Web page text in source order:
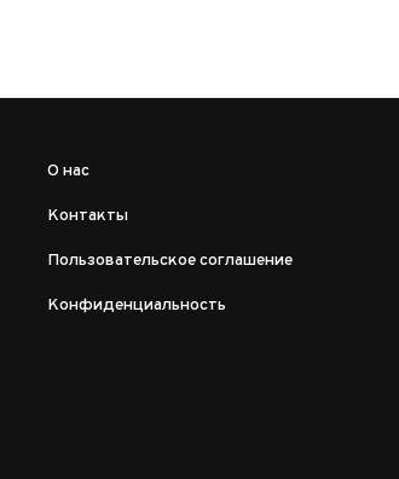
О нас
Контакты
Пользовательское соглашение
Конфиденциальность